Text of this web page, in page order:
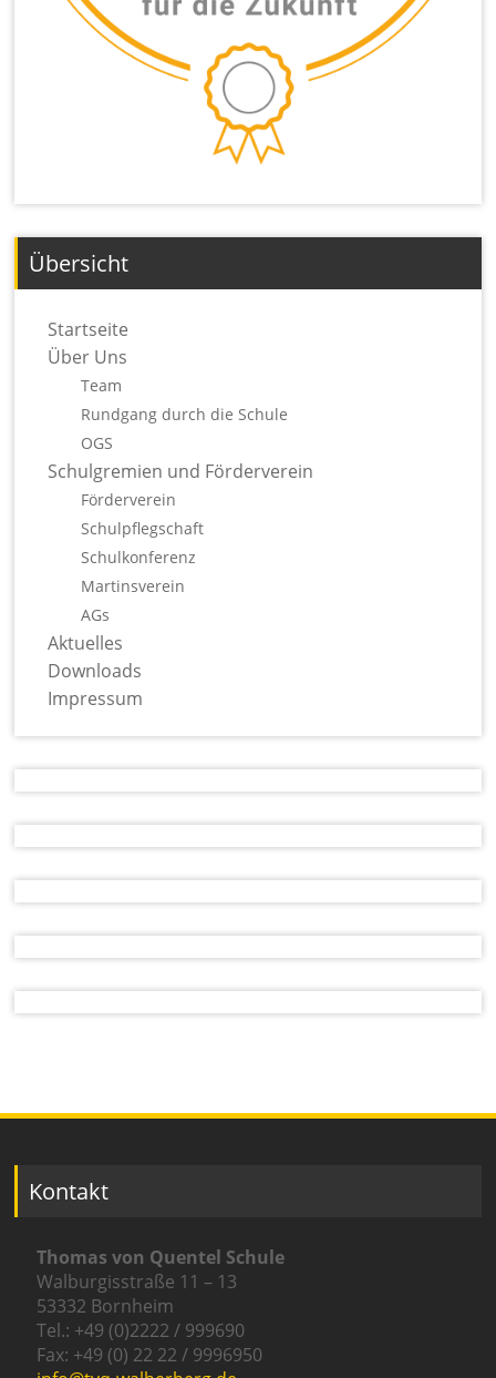
Übersicht
Startseite
Über Uns
Team
Rundgang durch die Schule
OGS
Schulgremien und Förderverein
Förderverein
Schulpflegschaft
Schulkonferenz
Martinsverein
AGs
Aktuelles
Downloads
Impressum
Kontakt
Thomas von Quentel Schule
Walburgisstraße 11 – 13
53332 Bornheim
Tel.: +49 (0)2222 / 999690
Fax: +49 (0) 22 22 / 9996950